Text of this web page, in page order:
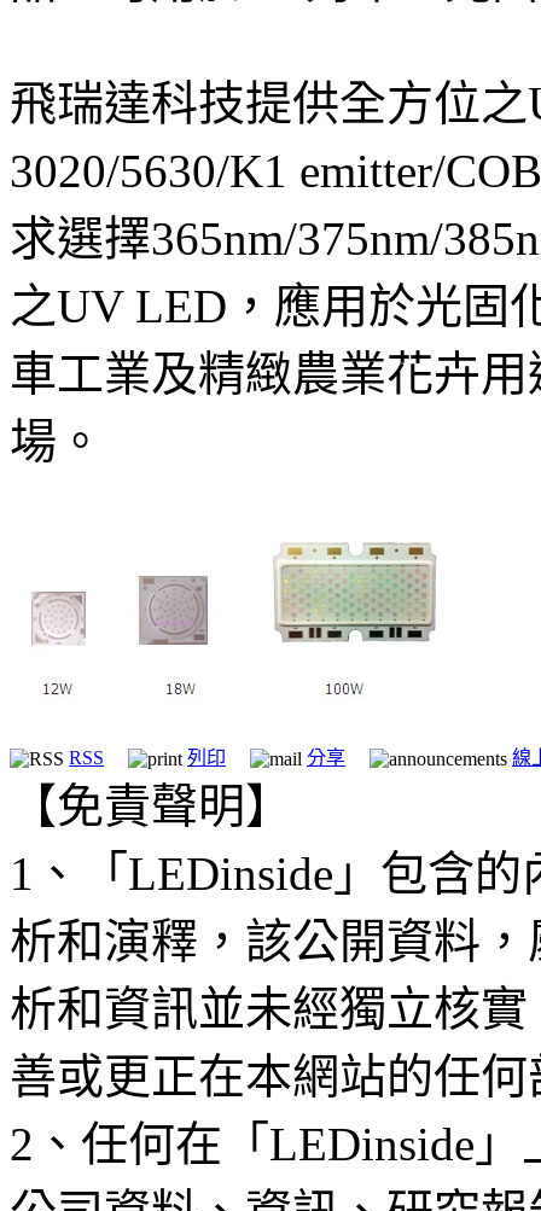
飛瑞達科技提供全方位
3020/5630/K1 emitter/
求選擇365nm/375nm/
之UV LED，應用於光固
車工業及精緻農業花卉
場。
RSS 列印 分享 線
【免責聲明】
1、「LEDinside」包含
析和演釋，該公開資料
析和資訊並未經獨立核
善或更正在本網站的任
2、任何在「LEDinside